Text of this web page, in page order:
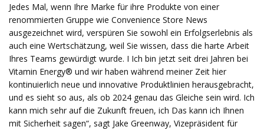
Jedes Mal, wenn Ihre Marke für ihre Produkte von einer
renommierten Gruppe wie Convenience Store News
ausgezeichnet wird, verspüren Sie sowohl ein Erfolgserlebnis als
auch eine Wertschätzung, weil Sie wissen, dass die harte Arbeit
Ihres Teams gewürdigt wurde. I Ich bin jetzt seit drei Jahren bei
Vitamin Energy® und wir haben während meiner Zeit hier
kontinuierlich neue und innovative Produktlinien herausgebracht,
und es sieht so aus, als ob 2024 genau das Gleiche sein wird. Ich
kann mich sehr auf die Zukunft freuen, ich Das kann ich Ihnen
mit Sicherheit sagen“, sagt Jake Greenway, Vizepräsident für